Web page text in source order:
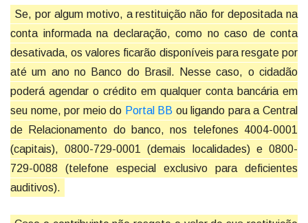
Se, por algum motivo, a restituição não for depositada na
conta informada na declaração, como no caso de conta
desativada, os valores ficarão disponíveis para resgate por
até um ano no Banco do Brasil. Nesse caso, o cidadão
poderá agendar o crédito em qualquer conta bancária em
seu nome, por meio do Portal BB ou ligando para a Central
de Relacionamento do banco, nos telefones 4004-0001
(capitais), 0800-729-0001 (demais localidades) e 0800-
729-0088 (telefone especial exclusivo para deficientes
auditivos).